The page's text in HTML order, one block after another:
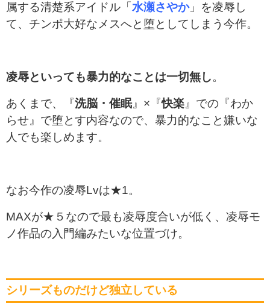
属する清楚系アイドル「 水瀬さやか」を凌辱し
て、チンポ大好なメスへと堕としてしまう今作。
凌辱といっても暴力的なことは一切無し
あくまで、『洗脳・催眠』×『快楽 』での『わか
らせ』で堕とす内容なので、暴力的なこと嫌いな
人でも楽しめます。
なお今作の凌辱Lvは★1。
MAXが★５なので最も凌辱度合いが低く、凌辱モ
ノ作品の入門編みたいな位置づけ。
シリーズものだけど独立している